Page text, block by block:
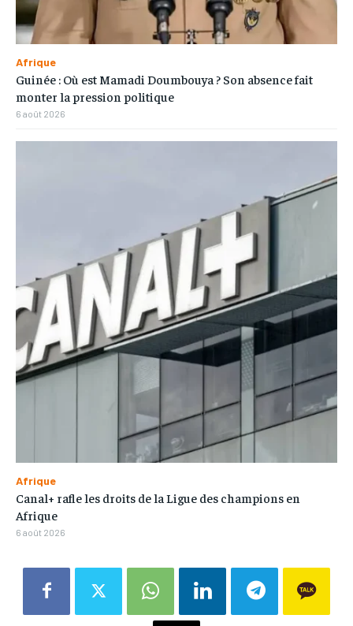
Afrique
Guinée : Où est Mamadi Doumbouya ? Son absence fait
monter la pression politique
6 août 2026
Afrique
Canal+ rafle les droits de la Ligue des champions en
Afrique
6 août 2026